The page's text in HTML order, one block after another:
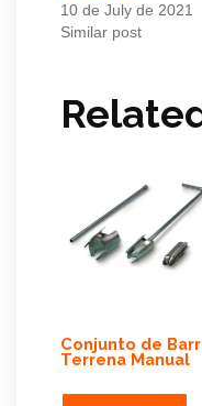
10 de July de 2021
Similar post
Conjunto de
Terrena Manual